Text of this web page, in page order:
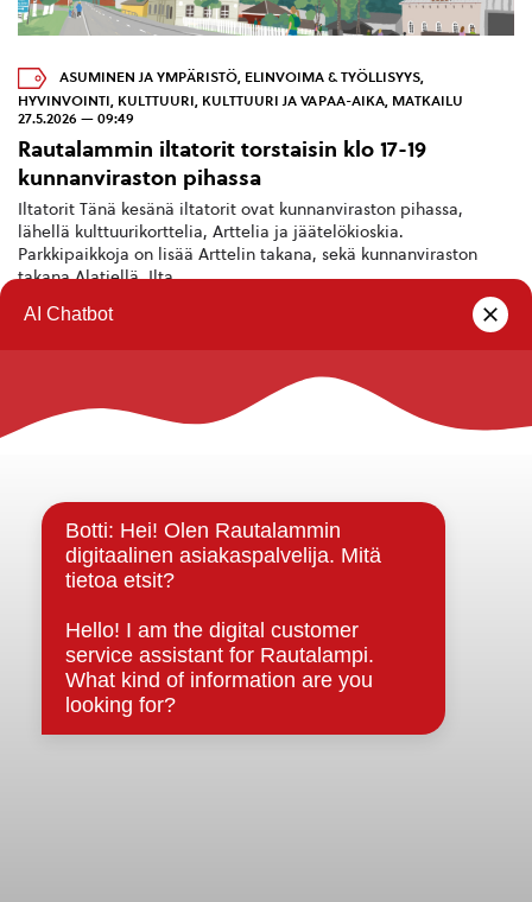
ASUMINEN JA YMPÄRISTÖ, ELINVOIMA & TYÖLLISYYS,
HYVINVOINTI, KULTTUURI, KULTTUURI JA VAPAA-AIKA, MATKAILU
27.5.2026 — 09:49
Rautalammin iltatorit torstaisin klo 17-19
kunnanviraston pihassa
Iltatorit Tänä kesänä iltatorit ovat kunnanviraston pihassa,
lähellä kulttuurikorttelia, Arttelia ja jäätelökioskia.
Parkkipaikkoja on lisää Arttelin takana, sekä kunnanviraston
takana Alatiellä. Ilta...
Rautalammin kunta
Strategiat, ohjelmat, ohjeet, suunnitelmat, säännöt ja
sopimukset
Asiakirjajulkisuuskuvaus
Evästeet
Saavutettavuusseloste
Tietosuoja
Tietosuojaselosteet